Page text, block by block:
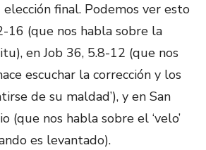
elección final. Podemos ver esto
16 (que nos habla sobre la
en Job 36, 5.8-12 (que nos
escuchar la corrección y los
de su maldad’), y en San
(que nos habla sobre el ‘velo’
es levantado).